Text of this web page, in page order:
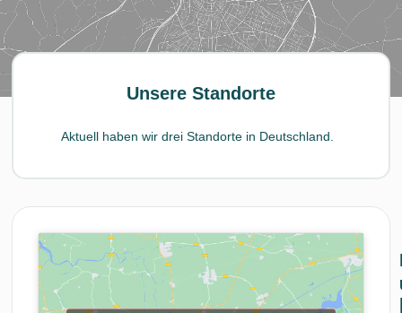
Unsere Standorte
Aktuell haben wir drei Standorte in Deutschland.